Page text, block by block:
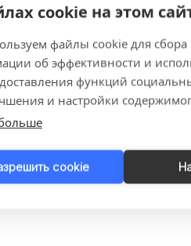
cookie на этом
файлы cookie для сбора
об эффективности и
функций
и настройки
cookie
ломтиков мяса в
ломтиков
с незначительным
в себя, в